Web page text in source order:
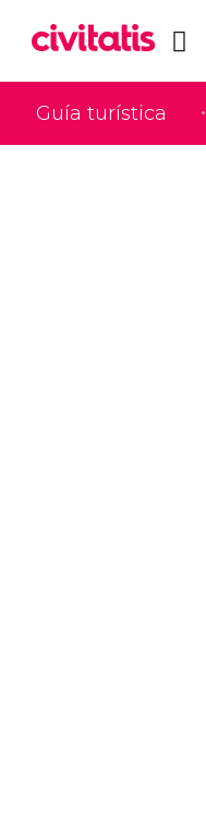
Guía turística